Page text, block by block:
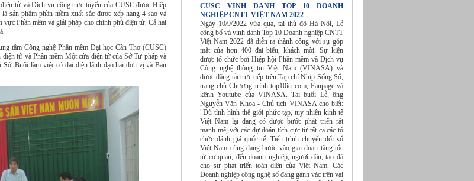
tử và Dịch vụ công trực tuyến của CUSC được Hiệp
sản phẩm phần mềm xuất sắc được xếp hạng 4 sao và
Phần mềm và giải pháp cho chính phủ điện tử. Cả hai
tâm Công nghệ Phần mềm Đại học Cần Thơ (CUSC)
tử và Phần mềm Một cửa điện tử của Sở Tư pháp và
Buổi làm việc có đại diện lãnh đạo hai đơn vị và Ban
CUSC VINH DANH TOP 10 DOANH
NGHIỆP CNTT VIỆT NAM 2022
Ngày 10/9/2022 vừa qua, tại thủ đô Hà Nội, Lễ
công bố và vinh danh Top 10 Doanh nghiệp CNTT
Việt Nam 2022 đã diễn ra thành công với sự góp
mặt của hơn 400 đại biểu, khách mời. Sự kiện
được tổ chức bởi Hiệp hội Phần mềm và Dịch vụ
Công nghệ thông tin Việt Nam (VINASA) và
được đăng tải trực tiếp trên Tạp chí Nhịp Sống Số,
trang chủ Chương trình top10ict.com, Fanpage và
kênh Youtube của VINASA. Tại buổi Lễ, ông
Nguyễn Văn Khoa - Chủ tịch VINASA cho biết:
"Dù tình hình thế giới phức tạp, tuy nhiên kinh tế
Việt Nam lại đang có được bước phát triển rất
mạnh mẽ, với các dự đoán tích cực từ tất cả các tổ
chức đánh giá quốc tế. Tiến trình chuyển đổi số
Việt Nam cũng đang bước vào giai đoạn tăng tốc
từ cơ quan, đến doanh nghiệp, người dân, tạo đà
cho sự phát triển toàn diện của Việt Nam. Các
Doanh nghiệp công nghệ số đang gánh vác trên vai